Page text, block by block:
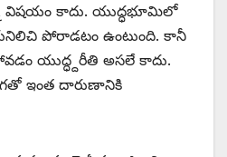
విషయం కాదు. యుద్ధభూమిలో
పోరాడటం ఉంటుంది. కానీ
యుద్ధ్దరీతి అసలే కాదు.
ఇంత దారుణానికి